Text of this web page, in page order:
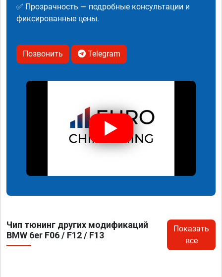
✅ Прозрачность — подробные консультации и
фиксированные цены.
Позвонить Telegram
Чип тюнинг других модификаций
BMW 6er F06 / F12 / F13
Показать
все